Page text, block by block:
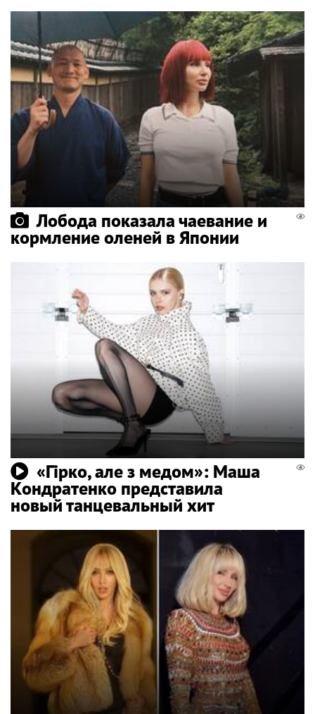
Лобода показала чаевание и
кормление оленей в Японии
«Гірко, але з медом»: Маша
Кондратенко представила
новый танцевальный хит